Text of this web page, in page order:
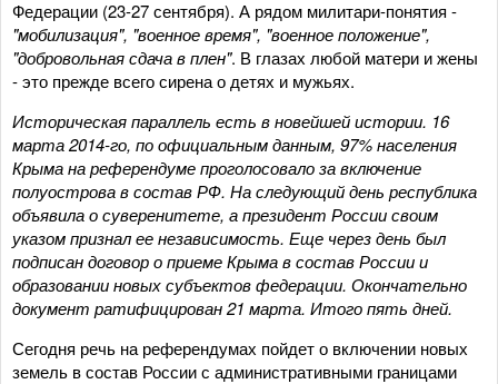
Федерации (23-27 сентября). А рядом милитари-понятия -
"мобилизация", "военное время", "военное положение",
"добровольная сдача в плен". В глазах любой матери и жены
- это прежде всего сирена о детях и мужьях.
Историческая параллель есть в новейшей истории. 16
марта 2014-го, по официальным данным, 97% населения
Крыма на референдуме проголосовало за включение
полуострова в состав РФ. На следующий день республика
объявила о суверенитете, а президент России своим
указом признал ее независимость. Еще через день был
подписан договор о приеме Крыма в состав России и
образовании новых субъектов федерации. Окончательно
документ ратифицирован 21 марта. Итого пять дней.
Сегодня речь на референдумах пойдет о включении новых
земель в состав России с административными границами